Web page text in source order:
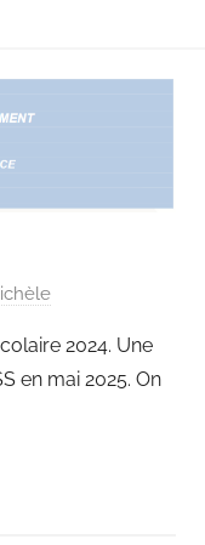
2024. Une
en mai 2025. On